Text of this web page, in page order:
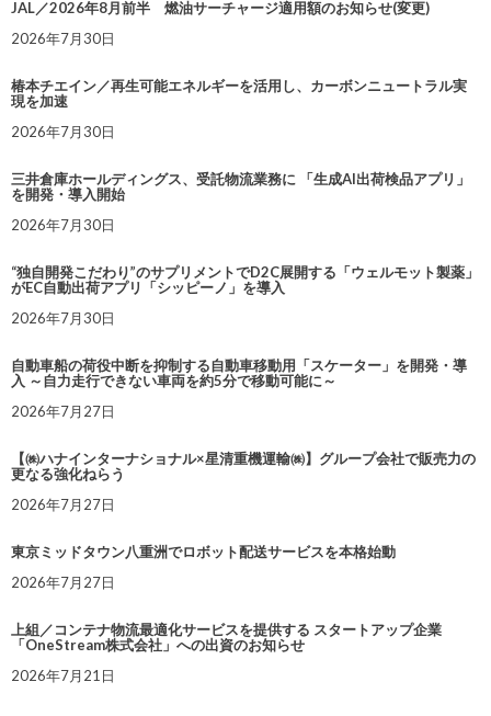
JAL／2026年8月前半 燃油サーチャージ適用額のお知らせ(変更)
2026年7月30日
椿本チエイン／再生可能エネルギーを活用し、カーボンニュートラル実
現を加速
2026年7月30日
三井倉庫ホールディングス、受託物流業務に 「生成AI出荷検品アプリ」
を開発・導入開始
2026年7月30日
“独自開発こだわり”のサプリメントでD2C展開する「ウェルモット製薬」
がEC自動出荷アプリ「シッピーノ」を導入
2026年7月30日
自動車船の荷役中断を抑制する自動車移動用「スケーター」を開発・導
入 ～自力走行できない車両を約5分で移動可能に～
2026年7月27日
【㈱ハナインターナショナル×星清重機運輸㈱】グループ会社で販売力の
更なる強化ねらう
2026年7月27日
東京ミッドタウン八重洲でロボット配送サービスを本格始動
2026年7月27日
上組／コンテナ物流最適化サービスを提供する スタートアップ企業
「OneStream株式会社」への出資のお知らせ
2026年7月21日